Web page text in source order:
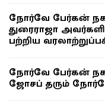
நோர்வே பேர்கன்
துரைராஜா
பற்றிய
நோர்வே பேர்கன்
ஜோசப் தரும்